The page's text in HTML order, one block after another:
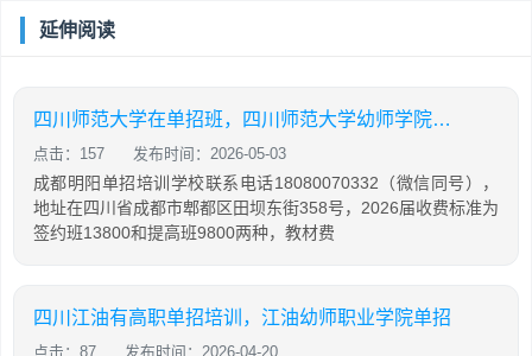
延伸阅读
四川师范大学在单招班，四川师范大学幼师学院单招
点击：157 发布时间：2026-05-03
成都明阳单招培训学校联系电话18080070332（微信同号），
地址在四川省成都市郫都区田坝东街358号，2026届收费标准为
签约班13800和提高班9800两种，教材费
四川江油有高职单招培训，江油幼师职业学院单招
点击：87 发布时间：2026-04-20